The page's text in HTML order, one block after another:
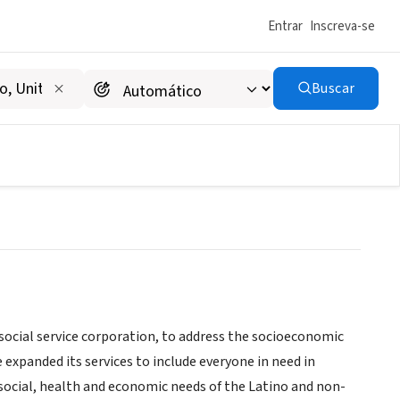
Entrar Inscreva-se
Buscar
service corporation, to address the socioeconomic
its services to include everyone in need in
health and economic needs of the Latino and non-